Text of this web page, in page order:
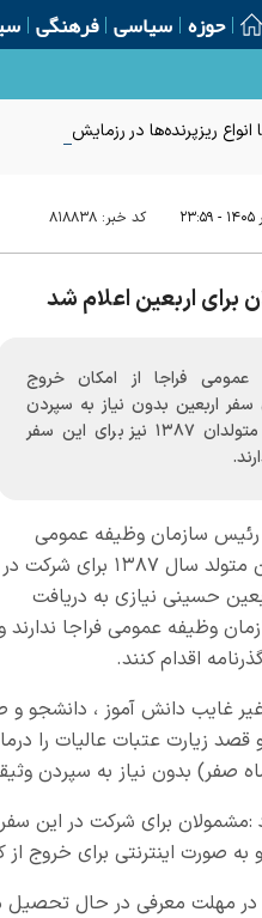
حوزه سیاسی فرهنگی
ریزپرنده‌ها در رزمایش امنیتی
کد خبر: ۸۱۸۸۳۸
اربعین اعلام شد
فراجا از امکان خروج
سفر اربعین بدون نیاز به سپردن
وثیقه خبر داد و گفت متولدان ۱۳۸۷ نیز برای این سفر
رئیس سازمان وظیفه عمومی
فراجا اظهار کرد: مشمولان متولد سال ۱۳۸۷ برای شرکت در
حسینی نیازی به دریافت
وظیفه عمومی فراجا ندارند
اقدام کنند.
غایب دانش آموز ، دانشجو
زیارت عتبات عالیات را
:مشمولان برای شرکت در این